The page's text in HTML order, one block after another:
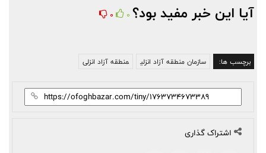
آیا این خبر مفید بود؟ 0
0
برچسب ها: سازمان منطقه آزاد انزلی منطقه آزاد انزلی
اشتراک گذاری